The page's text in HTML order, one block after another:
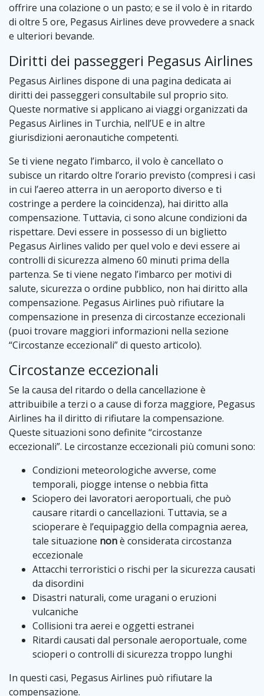
offrire una colazione o un pasto; e se il volo è in ritardo
di oltre 5 ore, Pegasus Airlines deve provvedere a snack
e ulteriori bevande.
Diritti dei passeggeri Pegasus Airlines
Pegasus Airlines dispone di una pagina dedicata ai
diritti dei passeggeri consultabile sul proprio sito.
Queste normative si applicano ai viaggi organizzati da
Pegasus Airlines in Turchia, nell’UE e in altre
giurisdizioni aeronautiche competenti.
Se ti viene negato l’imbarco, il volo è cancellato o
subisce un ritardo oltre l’orario previsto (compresi i casi
in cui l’aereo atterra in un aeroporto diverso e ti
costringe a perdere la coincidenza), hai diritto alla
compensazione. Tuttavia, ci sono alcune condizioni da
rispettare. Devi essere in possesso di un biglietto
Pegasus Airlines valido per quel volo e devi essere ai
controlli di sicurezza almeno 60 minuti prima della
partenza. Se ti viene negato l’imbarco per motivi di
salute, sicurezza o ordine pubblico, non hai diritto alla
compensazione. Pegasus Airlines può rifiutare la
compensazione in presenza di circostanze eccezionali
(puoi trovare maggiori informazioni nella sezione
“Circostanze eccezionali” di questo articolo).
Circostanze eccezionali
Se la causa del ritardo o della cancellazione è
attribuibile a terzi o a cause di forza maggiore, Pegasus
Airlines ha il diritto di rifiutare la compensazione.
Queste situazioni sono definite “circostanze
eccezionali”. Le circostanze eccezionali più comuni sono:
Condizioni meteorologiche avverse, come
temporali, piogge intense o nebbia fitta
Sciopero dei lavoratori aeroportuali, che può
causare ritardi o cancellazioni. Tuttavia, se a
scioperare è l’equipaggio della compagnia aerea,
tale situazione nonè considerata circostanza
eccezionale
Attacchi terroristici o rischi per la sicurezza causati
da disordini
Disastri naturali, come uragani o eruzioni
vulcaniche
Collisioni tra aerei e oggetti estranei
Ritardi causati dal personale aeroportuale, come
scioperi o controlli di sicurezza troppo lunghi
In questi casi, Pegasus Airlines può rifiutare la
compensazione.